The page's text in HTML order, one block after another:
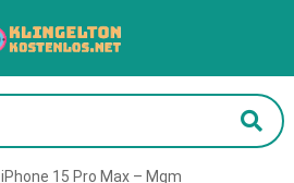
iPhone 15 Pro Max – Mgm